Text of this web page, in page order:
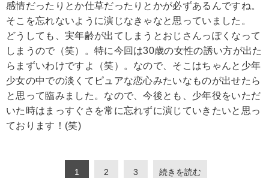
感情だったりとか仕草だったりとかが必ずあるんですね。
そこを忘れないように演じなきゃなと思っていました。
どうしても、実年齢が出てしまうとおじさんっぽくなって
しまうので（笑）。特に今回は30歳の女性の誘い方が出た
らまずいわけですよ（笑）。なので、そこはちゃんと少年
少女の中での淡くてピュアな恋心みたいなものが出せたら
と思って臨みました。なので、今後とも、少年役をいただ
いた時はまっすぐさを常に忘れずに演じていきたいと思っ
ております！(笑)
1 2 3 続きを読む